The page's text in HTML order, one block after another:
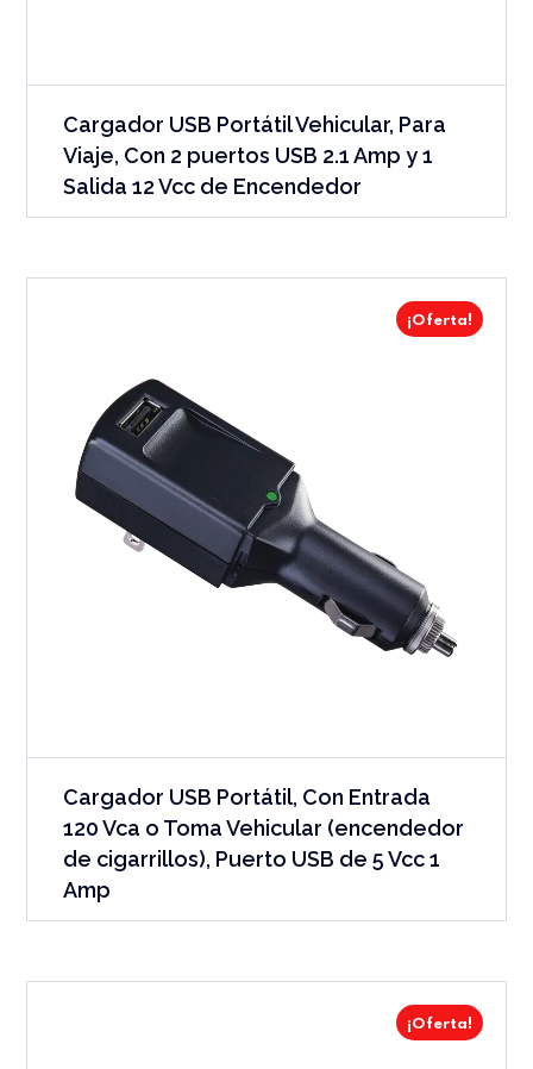
Cargador USB Portátil Vehicular, Para
Viaje, Con 2 puertos USB 2.1 Amp y 1
Salida 12 Vcc de Encendedor
¡Oferta!
Cargador USB Portátil, Con Entrada
120 Vca o Toma Vehicular (encendedor
de cigarrillos), Puerto USB de 5 Vcc 1
Amp
¡Oferta!